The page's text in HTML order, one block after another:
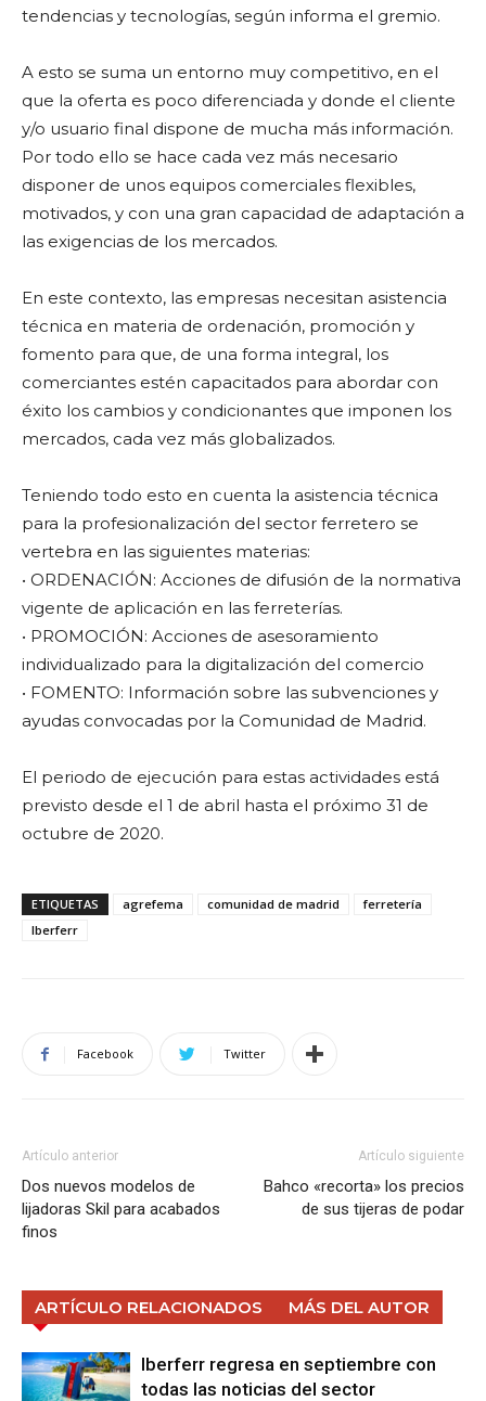
tendencias y tecnologías, según informa el gremio.
A esto se suma un entorno muy competitivo, en el
que la oferta es poco diferenciada y donde el cliente
y/o usuario final dispone de mucha más información.
Por todo ello se hace cada vez más necesario
disponer de unos equipos comerciales flexibles,
motivados, y con una gran capacidad de adaptación a
las exigencias de los mercados.
En este contexto, las empresas necesitan asistencia
técnica en materia de ordenación, promoción y
fomento para que, de una forma integral, los
comerciantes estén capacitados para abordar con
éxito los cambios y condicionantes que imponen los
mercados, cada vez más globalizados.
Teniendo todo esto en cuenta la asistencia técnica
para la profesionalización del sector ferretero se
vertebra en las siguientes materias:
• ORDENACIÓN: Acciones de difusión de la normativa
vigente de aplicación en las ferreterías.
• PROMOCIÓN: Acciones de asesoramiento
individualizado para la digitalización del comercio
• FOMENTO: Información sobre las subvenciones y
ayudas convocadas por la Comunidad de Madrid.
El periodo de ejecución para estas actividades está
previsto desde el 1 de abril hasta el próximo 31 de
octubre de 2020.
ETIQUETAS agrefema comunidad de madrid
ferretería
Iberferr
Facebook Twitter
Artículo anterior
Dos nuevos modelos de
lijadoras Skil para acabados
finos
Artículo siguiente
Bahco «recorta» los precios
de sus tijeras de podar
ARTÍCULO RELACIONADOS MÁS DEL AUTOR
Iberferr regresa en septiembre con
todas las noticias del sector